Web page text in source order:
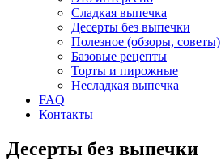
Сладкая выпечка
Десерты без выпечки
Полезное (обзоры, советы)
Базовые рецепты
Торты и пирожные
Несладкая выпечка
FAQ
Контакты
Десерты без выпечки